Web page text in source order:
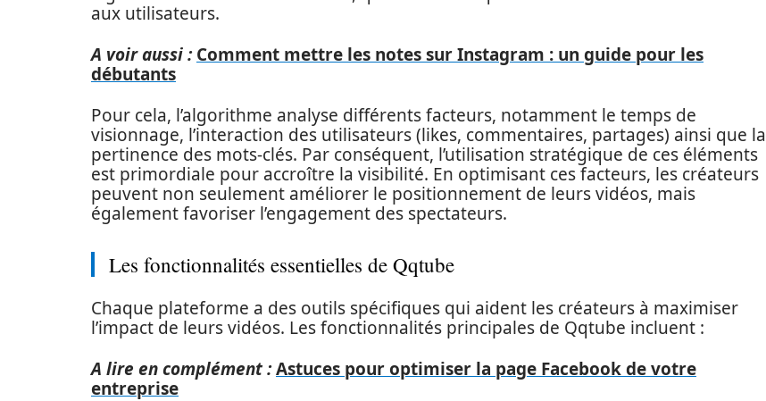
aux utilisateurs.
A voir aussi : Comment mettre les notes sur Instagram : un guide pour les
débutants
Pour cela, l’algorithme analyse différents facteurs, notamment le temps de
visionnage, l’interaction des utilisateurs (likes, commentaires, partages) ainsi que la
pertinence des mots-clés. Par conséquent, l’utilisation stratégique de ces éléments
est primordiale pour accroître la visibilité. En optimisant ces facteurs, les créateurs
peuvent non seulement améliorer le positionnement de leurs vidéos, mais
également favoriser l’engagement des spectateurs.
Les fonctionnalités essentielles de Qqtube
Chaque plateforme a des outils spécifiques qui aident les créateurs à maximiser
l’impact de leurs vidéos. Les fonctionnalités principales de Qqtube incluent :
A lire en complément :Astuces pour optimiser la page Facebook de votre
entreprise